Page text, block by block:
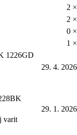
2 ×
2 ×
0 ×
1 ×
1226GD
29. 4. 2026
29. 1. 2026
varit